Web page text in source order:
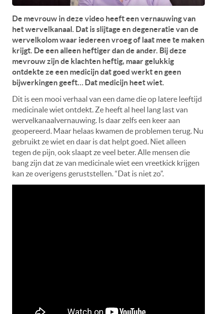
De mevrouw in deze video heeft een vernauwing van
het wervelkanaal. Dat is slijtage en degeneratie van de
wervelkolom waar iedereen vroeg of laat mee te maken
krijgt. De een alleen heftiger dan de ander. Bij deze
mevrouw zijn de klachten heftig, maar gelukkig
ontdekte ze een medicijn dat goed werkt en geen
bijwerkingen geeft… Dat medicijn heet wiet.
Dit is een mooi verhaal van een dame die op latere leeftijd
medicinale wiet ontdekt. Ze heeft al heel lang last van
wervelkanaalvernauwing. Is daar zelfs een keer aan
geopereerd. Maar helaas kwamen de problemen terug. Nu
gebruikt ze wiet en daar is dat helpt goed. Niet alleen
tegen de pijn, ook slaapt ze veel beter. Alle mensen die
bang zijn dat ze van medicinale wiet een vreetkick krijgen
kan ze overigens geruststellen. “Dat is niet zo”.